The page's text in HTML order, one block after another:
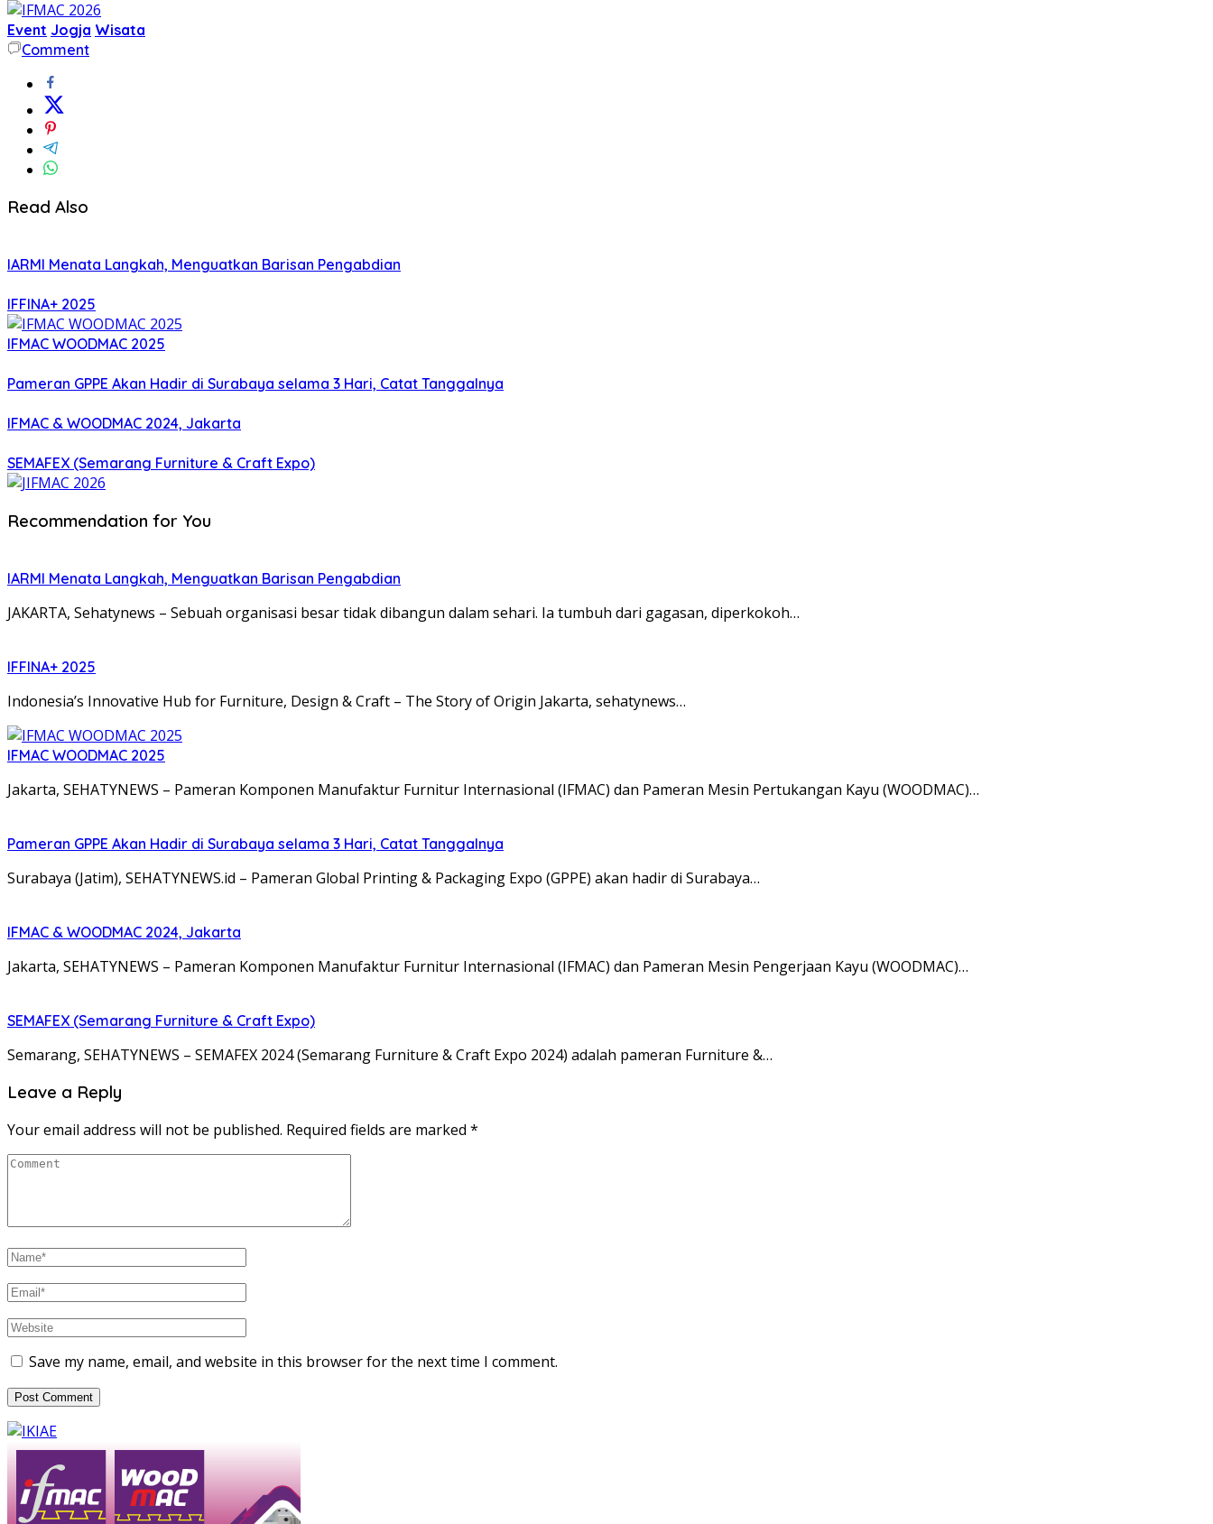
Event Jogja Wisata
Comment
Read Also
IARMI Menata Langkah, Menguatkan Barisan Pengabdian
IFFINA+ 2025
IFMAC WOODMAC 2025
Pameran GPPE Akan Hadir di Surabaya selama 3 Hari, Catat Tanggalnya
IFMAC & WOODMAC 2024, Jakarta
SEMAFEX (Semarang Furniture & Craft Expo)
Recommendation for You
IARMI Menata Langkah, Menguatkan Barisan Pengabdian
JAKARTA, Sehatynews – Sebuah organisasi besar tidak dibangun dalam sehari. Ia tumbuh dari gagasan, diperkokoh…
IFFINA+ 2025
Indonesia’s Innovative Hub for Furniture, Design & Craft – The Story of Origin Jakarta, sehatynews…
IFMAC WOODMAC 2025
Jakarta, SEHATYNEWS – Pameran Komponen Manufaktur Furnitur Internasional (IFMAC) dan Pameran Mesin Pertukangan Kayu (WOODMAC)…
Pameran GPPE Akan Hadir di Surabaya selama 3 Hari, Catat Tanggalnya
Surabaya (Jatim), SEHATYNEWS.id – Pameran Global Printing & Packaging Expo (GPPE) akan hadir di Surabaya…
IFMAC & WOODMAC 2024, Jakarta
Jakarta, SEHATYNEWS – Pameran Komponen Manufaktur Furnitur Internasional (IFMAC) dan Pameran Mesin Pengerjaan Kayu (WOODMAC)…
SEMAFEX (Semarang Furniture & Craft Expo)
Semarang, SEHATYNEWS – SEMAFEX 2024 (Semarang Furniture & Craft Expo 2024) adalah pameran Furniture &…
Leave a Reply
Your email address will not be published. Required fields are marked *
Save my name, email, and website in this browser for the next time I comment.